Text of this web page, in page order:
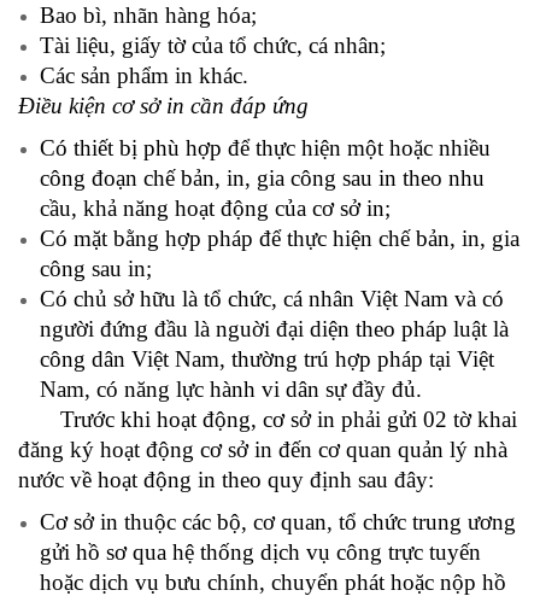
Bao bì, nhãn hàng hóa;
Tài liệu, giấy tờ của tổ chức, cá nhân;
Các sản phẩm in khác.
Điều kiện cơ sở in cần đáp ứng
Có thiết bị phù hợp để thực hiện một hoặc nhiều
công đoạn chế bản, in, gia công sau in theo nhu
cầu, khả năng hoạt động của cơ sở in;
Có mặt bằng hợp pháp để thực hiện chế bản, in, gia
công sau in;
Có chủ sở hữu là tổ chức, cá nhân Việt Nam và có
người đứng đầu là nguời đại diện theo pháp luật là
công dân Việt Nam, thường trú hợp pháp tại Việt
Nam, có năng lực hành vi dân sự đầy đủ.
Trước khi hoạt động, cơ sở in phải gửi 02 tờ khai
đăng ký hoạt động cơ sở in đến cơ quan quản lý nhà
nước về hoạt động in theo quy định sau đây:
Cơ sở in thuộc các bộ, cơ quan, tổ chức trung ương
gửi hồ sơ qua hệ thống dịch vụ công trực tuyến
hoặc dịch vụ bưu chính, chuyển phát hoặc nộp hồ